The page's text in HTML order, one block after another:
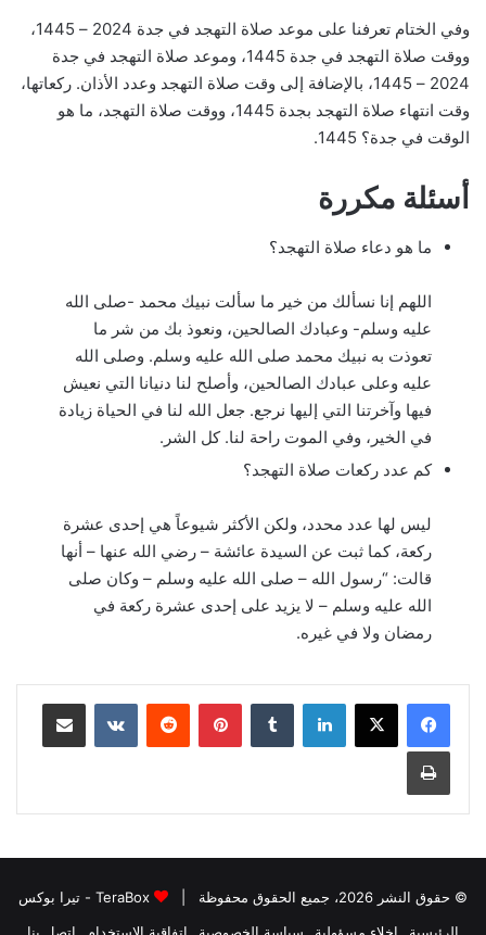
وفي الختام تعرفنا على موعد صلاة التهجد في جدة 2024 – 1445،
ووقت صلاة التهجد في جدة 1445، وموعد صلاة التهجد في جدة
2024 – 1445، بالإضافة إلى وقت صلاة التهجد وعدد الأذان. ركعاتها،
وقت انتهاء صلاة التهجد بجدة 1445، ووقت صلاة التهجد، ما هو
الوقت في جدة؟ 1445.
أسئلة مكررة
ما هو دعاء صلاة التهجد؟
اللهم إنا نسألك من خير ما سألت نبيك محمد -صلى الله
عليه وسلم- وعبادك الصالحين، ونعوذ بك من شر ما
تعوذت به نبيك محمد صلى الله عليه وسلم. وصلى الله
عليه وعلى عبادك الصالحين، وأصلح لنا دنيانا التي نعيش
فيها وآخرتنا التي إليها نرجع. جعل الله لنا في الحياة زيادة
في الخير، وفي الموت راحة لنا. كل الشر.
كم عدد ركعات صلاة التهجد؟
ليس لها عدد محدد، ولكن الأكثر شيوعاً هي إحدى عشرة
ركعة، كما ثبت عن السيدة عائشة – رضي الله عنها – أنها
قالت: “رسول الله – صلى الله عليه وسلم – وكان صلى
الله عليه وسلم – لا يزيد على إحدى عشرة ركعة في
رمضان ولا في غيره.
لينكدإن بينتيريست مشاركة عبر البريد
طباعة
© حقوق النشر 2026، جميع الحقوق محفوظة |
TeraBox - تيرا بوكس
الرئيسية
إخلاء مسؤولية سياسة الخصوصية اتفاقية الاستخدام اتصل بنا